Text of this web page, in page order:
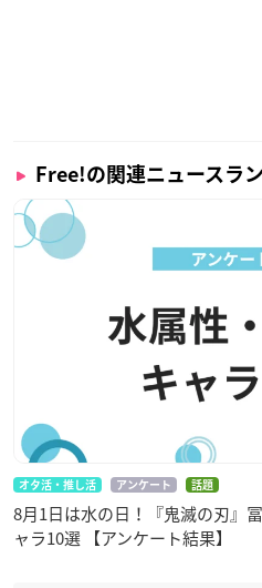
Free!の関連ニュースラ
オタ活・推し活 アンケート 話題
8月1日は水の日！『鬼滅の刃』
ャラ10選 【アンケート結果】